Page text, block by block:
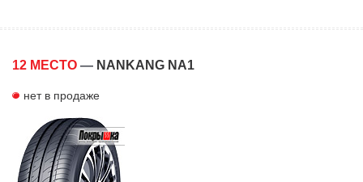
12 МЕСТО — NANKANG NA1
нет в продаже